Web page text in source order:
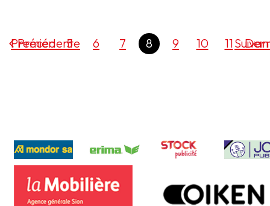
Précédente
Premier 5 6 7 8 9 10 11